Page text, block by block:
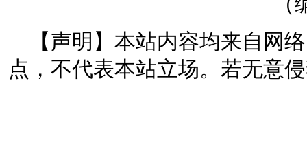
【声明】本站内容均来自网
点，不代表本站立场。若无意